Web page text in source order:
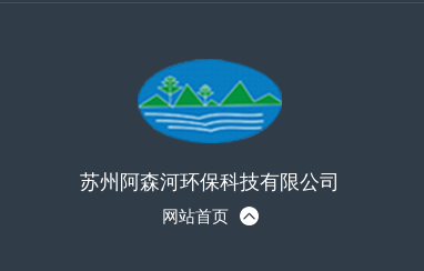
苏州阿森河环保科技有限公司
网站首页